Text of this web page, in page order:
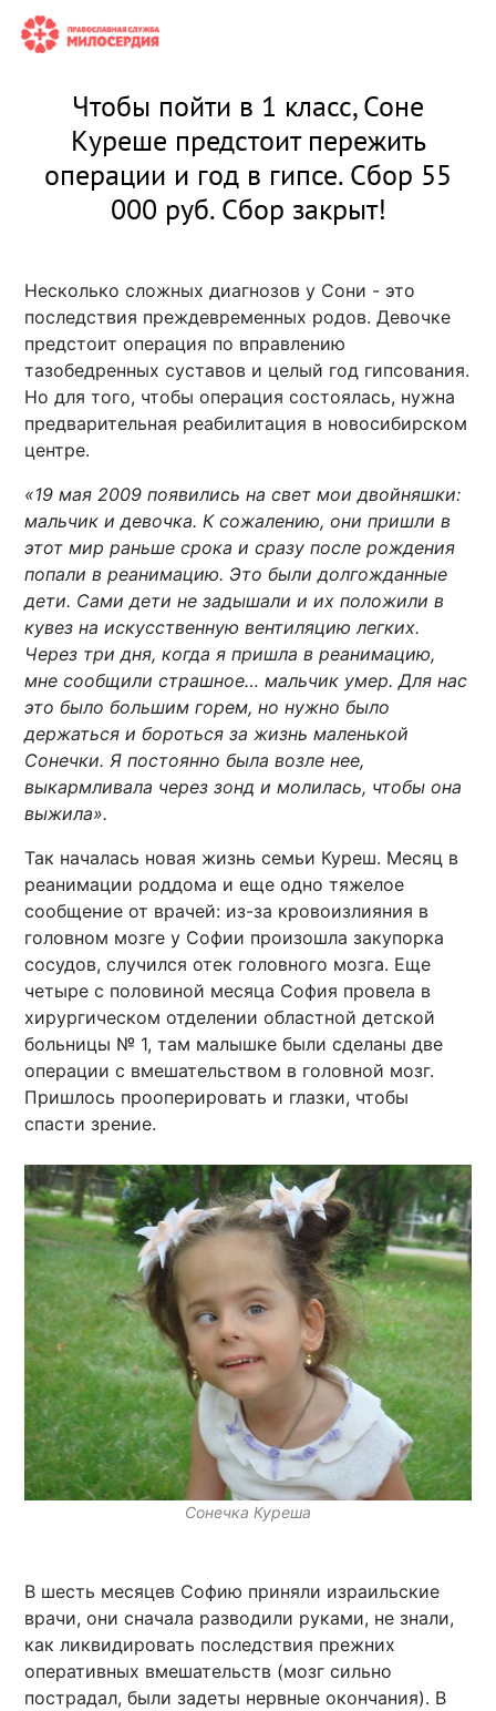
Чтобы пойти в 1 класс, Соне
Куреше предстоит пережить
операции и год в гипсе. Сбор 55
000 руб. Сбор закрыт!
Несколько сложных диагнозов у Сони - это
последствия преждевременных родов. Девочке
предстоит операция по вправлению
тазобедренных суставов и целый год гипсования.
Но для того, чтобы операция состоялась, нужна
предварительная реабилитация в новосибирском
центре.
«19 мая 2009 появились на свет мои двойняшки:
мальчик и девочка. К сожалению, они пришли в
этот мир раньше срока и сразу после рождения
попали в реанимацию. Это были долгожданные
дети. Сами дети не задышали и их положили в
кувез на искусственную вентиляцию легких.
Через три дня, когда я пришла в реанимацию,
мне сообщили страшное… мальчик умер. Для нас
это было большим горем, но нужно было
держаться и бороться за жизнь маленькой
Сонечки. Я постоянно была возле нее,
выкармливала через зонд и молилась, чтобы она
выжила».
Так началась новая жизнь семьи Куреш. Месяц в
реанимации роддома и еще одно тяжелое
сообщение от врачей: из-за кровоизлияния в
головном мозге у Софии произошла закупорка
сосудов, случился отек головного мозга. Еще
четыре с половиной месяца София провела в
хирургическом отделении областной детской
больницы № 1, там малышке были сделаны две
операции с вмешательством в головной мозг.
Пришлось прооперировать и глазки, чтобы
спасти зрение.
Сонечка Куреша
В шесть месяцев Софию приняли израильские
врачи, они сначала разводили руками, не знали,
как ликвидировать последствия прежних
оперативных вмешательств (мозг сильно
пострадал, были задеты нервные окончания). В